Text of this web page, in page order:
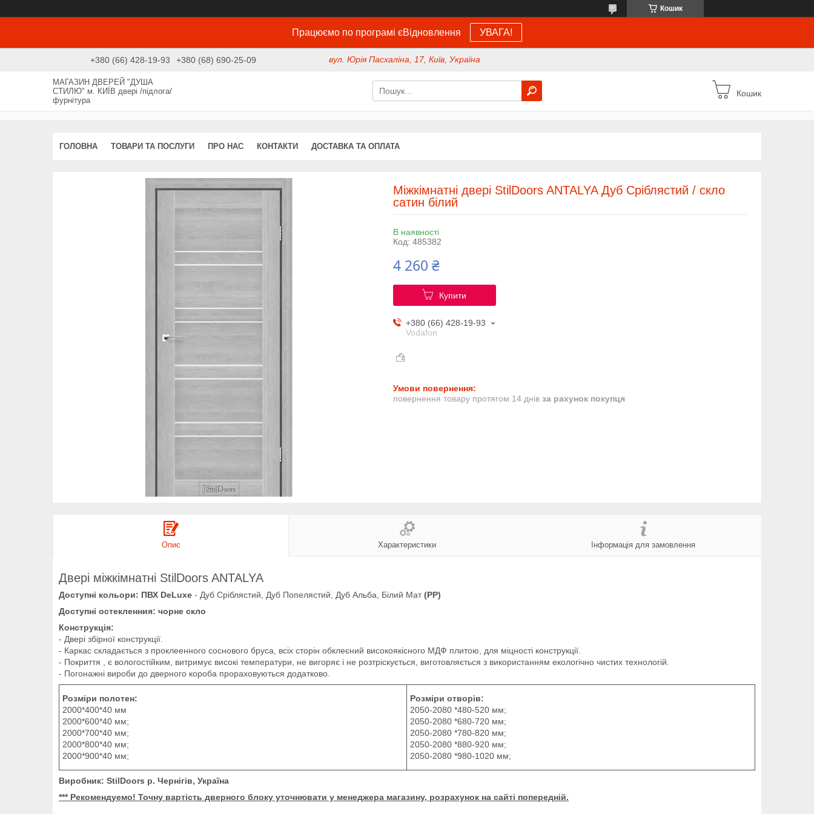
Кошик
Працюємо по програмі єВідновлення УВАГА!
+380 (66) 428-19-93 +380 (68) 690-25-09 вул. Юрія Пасхаліна, 17, Київ, Україна
МАГАЗИН ДВЕРЕЙ "ДУША
СТИЛЮ" м. КИЇВ двері /підлога/
фурнітура
Кошик
ГОЛОВНА ТОВАРИ ТА ПОСЛУГИ ПРО НАС КОНТАКТИ ДОСТАВКА ТА ОПЛАТА
Міжкімнатні двері StilDoors ANTALYA Дуб Сріблястий / скло
сатин білий
В наявності
Код: 485382
4 260 ₴
Купити
+380 (66) 428-19-93
Vodafon
повернення товару протягом 14 днів за рахунок покупця
Опис Характеристики Інформація для замовлення
Двері міжкімнатні StilDoors ANTALYA
Доступні кольори: ПВХ DeLuxe - Дуб Сріблястий, Дуб Попелястий, Дуб Альба, Білий Мат(PP)
Доступні остекленния: чорне скло
Конструкція:
- Двері збірної конструкції.
- Каркас складається з проклеенного соснового бруса, всіх сторін обклеєний високоякісного МДФ плитою, для міцності конструкції.
- Покриття , є вологостійким, витримує високі температури, не вигоряє і не розтріскується, виготовляється з використанням екологічно чистих технологій.
- Погонажні вироби до дверного короба прораховуються додатково.
Розміри полотен:
2000*400*40 мм
2000*600*40 мм;
2000*700*40 мм;
2000*800*40 мм;
2000*900*40 мм;
Розміри отворів:
2050-2080 *480-520 мм;
2050-2080 *680-720 мм;
2050-2080 *780-820 мм;
2050-2080 *880-920 мм;
2050-2080 *980-1020 мм;
Виробник: StilDoors р. Чернігів, Україна
*** Рекомендуемо! Точну вартість дверного блоку уточнювати у менеджера магазину, розрахунок на сайті попередній.